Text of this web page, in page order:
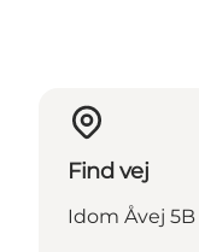
Find vej
Idom Åvej 5B